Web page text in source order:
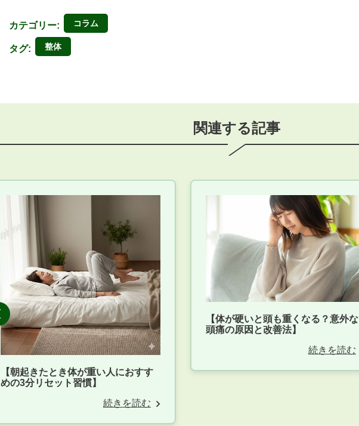
カテゴリー: コラム
タグ: 整体
関連する記事
【朝起きたとき体が重い人におすす
めの3分リセット習慣】
続きを読む
【体が硬いと頭も重くなる？意外な
頭痛の原因と改善法】
続きを読む